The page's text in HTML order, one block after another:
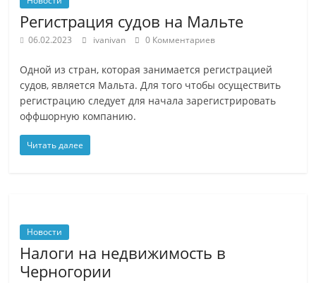
Регистрация судов на Мальте
06.02.2023 ivanivan 0 Комментариев
Одной из стран, которая занимается регистрацией
судов, является Мальта. Для того чтобы осуществить
регистрацию следует для начала зарегистрировать
оффшорную компанию.
Читать далее
Новости
Налоги на недвижимость в
Черногории